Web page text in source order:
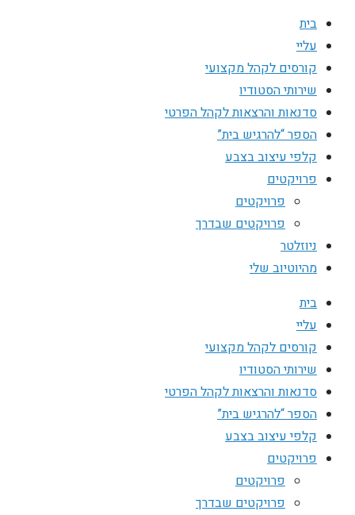
בית
עליי
קורסים לקהל מקצועי
שירותי הסטודיו
סדנאות והרצאות לקהל הפרטי
הספר “להרגיש בית”
קלפי עיצוב בצבע
פרויקטים
פרויקטים
פרויקטים שבדרך
ניוזלטר
מהיוטיוב שלי
בית
עליי
קורסים לקהל מקצועי
שירותי הסטודיו
סדנאות והרצאות לקהל הפרטי
הספר “להרגיש בית”
קלפי עיצוב בצבע
פרויקטים
פרויקטים
פרויקטים שבדרך